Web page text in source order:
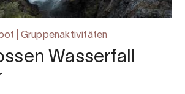
| Gruppenaktivitäten
Wasserfall